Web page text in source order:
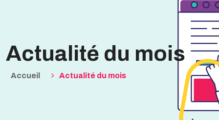
Actualité du mois
Accueil Actualité du mois